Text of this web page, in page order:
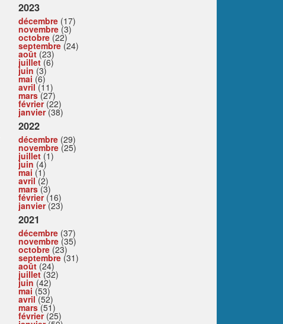
2023
décembre (17)
novembre (3)
octobre (22)
septembre (24)
août (23)
juillet(6)
juin (3)
mai (6)
avril(11)
mars(27)
février(22)
janvier(38)
2022
décembre (29)
novembre (25)
juillet (1)
juin (4)
mai (1)
avril(2)
mars(3)
février(16)
janvier(23)
2021
décembre (37)
novembre (35)
octobre (23)
septembre (31)
août (24)
juillet(32)
juin (42)
mai (53)
avril(52)
mars(51)
février(25)